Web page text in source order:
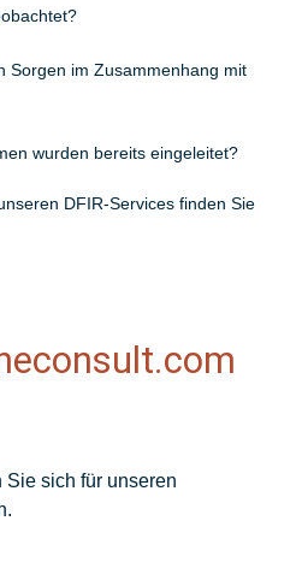
Sorgen im Zusammenhang mit
wurden bereits eingeleitet?
DFIR-Services finden Sie
Sie sich für unseren